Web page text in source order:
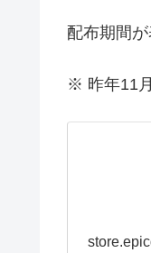
配布期間
※ 昨年11